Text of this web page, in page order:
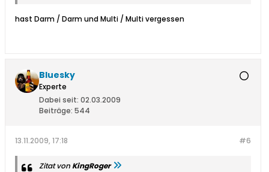
hast Darm / Darm und Multi / Multi vergessen
Bluesky
Experte
Dabei seit: 02.03.2009
Beiträge: 544
#6
13.11.2009, 17:18
Zitat vonKingRoger